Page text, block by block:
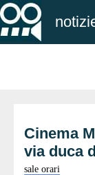
Cinema
via duca
sale orari